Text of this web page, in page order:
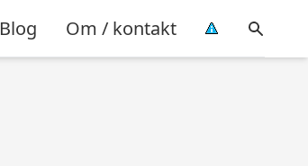
Blog Om / kontakt